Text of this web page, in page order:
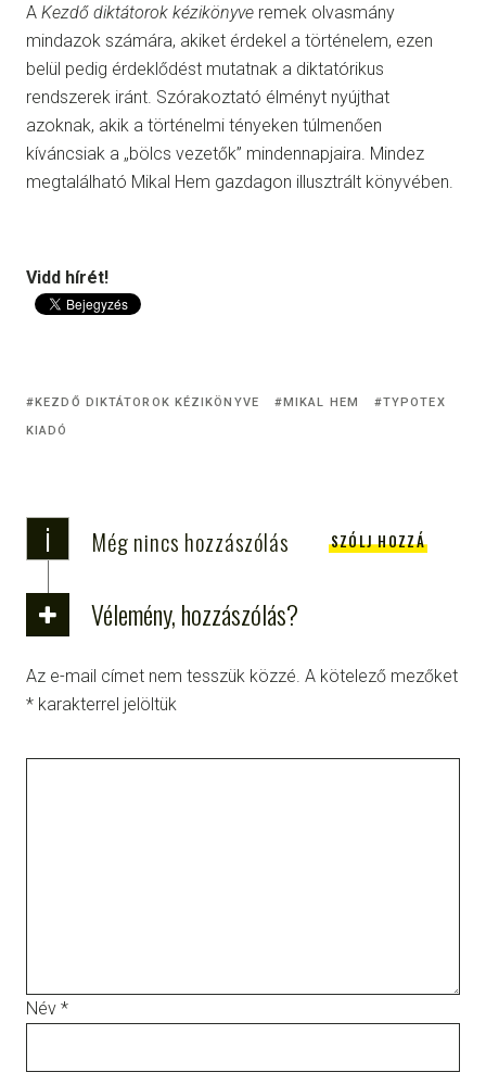
A Kezdő diktátorok kézikönyve remek olvasmány
mindazok számára, akiket érdekel a történelem, ezen
belül pedig érdeklődést mutatnak a diktatórikus
rendszerek iránt. Szórakoztató élményt nyújthat
azoknak, akik a történelmi tényeken túlmenően
kíváncsiak a „bölcs vezetők” mindennapjaira. Mindez
megtalálható Mikal Hem gazdagon illusztrált könyvében.
Vidd hírét!
KEZDŐ DIKTÁTOROK KÉZIKÖNYVE MIKAL HEM
TYPOTEX
KIADÓ
i Még nincs hozzászólás SZÓLJ HOZZÁ
Vélemény, hozzászólás?
Az e-mail címet nem tesszük közzé. A kötelező mezőket
* karakterrel jelöltük
Név *